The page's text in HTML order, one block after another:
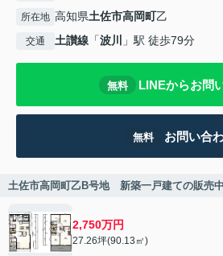
所在地 高知県土佐市高岡町乙
交通 土讃線 「波川 」駅 徒歩79分
無料 LINEからお問
無料 お問い合
土佐市高岡町乙B号地 新築一戸建ての販売
2,750万円
27.26坪(90.13㎡)